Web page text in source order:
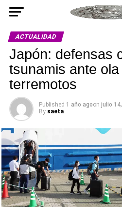
ACTUALIDAD
Japón: defensas
tsunamis ante ola
terremotos
Published 1 año agoon julio
By saeta